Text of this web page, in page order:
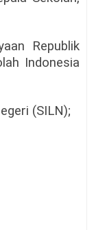
Republik
Indonesia
(SILN);